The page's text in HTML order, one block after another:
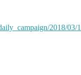
2018/03/1